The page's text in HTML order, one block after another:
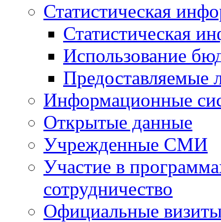
Статистическая
Статистическая
Использование
Предоставляемые
Информационные
Открытые данные
Учрежденные СМИ
Участие в
сотрудничество
Официальные